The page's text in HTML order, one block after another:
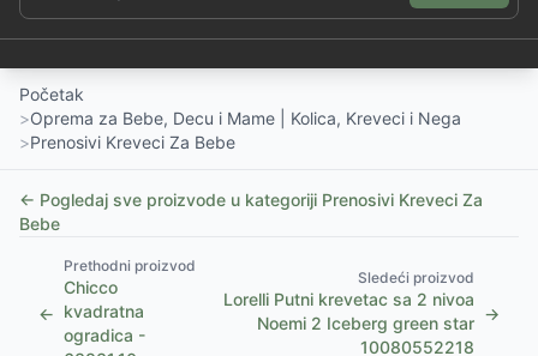
Početak
>Oprema za Bebe, Decu i Mame | Kolica, Kreveci i Nega
>Prenosivi Kreveci Za Bebe
← Pogledaj sve proizvode u kategoriji Prenosivi Kreveci Za
Bebe
←
Prethodni proizvod
Chicco
kvadratna
ogradica -
Sledeći proizvod
Lorelli Putni krevetac sa 2 nivoa
Noemi 2 Iceberg green star
10080552218
→